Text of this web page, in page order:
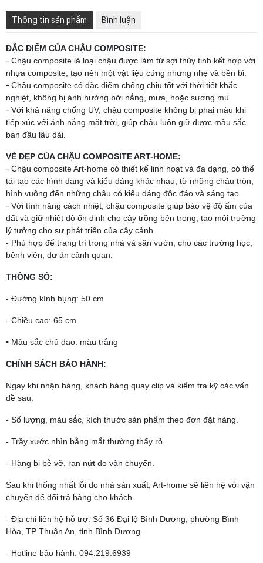
Thông tin sản phẩm Bình luận
ĐẶC ĐIỂM CỦA CHẬU COMPOSITE:
- Chậu composite là loại chậu được làm từ sợi thủy tinh kết hợp với
nhựa composite, tạo nên một vật liệu cứng nhưng nhẹ và bền bỉ.
- Chậu composite có đặc điểm chống chịu tốt với thời tiết khắc
nghiệt, không bị ảnh hưởng bởi nắng, mưa, hoặc sương mù.
- Với khả năng chống UV, chậu composite không bị phai màu khi
tiếp xúc với ánh nắng mặt trời, giúp chậu luôn giữ được màu sắc
ban đầu lâu dài.
VẺ ĐẸP CỦA CHẬU COMPOSITE ART-HOME:
- Chậu composite Art-home có thiết kế linh hoạt và đa dạng, có thể
tái tạo các hình dạng và kiểu dáng khác nhau, từ những chậu tròn,
hình vuông đến những chậu có kiểu dáng độc đáo và sáng tạo.
- Với tính năng cách nhiệt, chậu composite giúp bảo vệ độ ẩm của
đất và giữ nhiệt độ ổn định cho cây trồng bên trong, tạo môi trường
lý tưởng cho sự phát triển của cây cảnh.
- Phù hợp để trang trí trong nhà và sân vườn, cho các trường học,
bệnh viện, dự án cảnh quan.
THÔNG SỐ:
- Đường kính bụng: 50 cm
- Chiều cao: 65 cm
• Màu sắc chủ đạo: màu trắng
CHÍNH SÁCH BẢO HÀNH:
Ngay khi nhận hàng, khách hàng quay clip và kiểm tra kỹ các vấn
đề sau:
- Số lượng, màu sắc, kích thước sản phẩm theo đơn đặt hàng.
- Trầy xước nhìn bằng mắt thường thấy rỏ.
- Hàng bị bễ vỡ, rạn nứt do vận chuyển.
Sau khi thống nhất lỗi do nhà sản xuất, Art-home sẽ liên hệ với vận
chuyển để đổi trả hàng cho khách.
- Địa chỉ liên hệ hỗ trợ: Số 36 Đại lộ Bình Dương, phường Bình
Hòa, TP Thuận An, tỉnh Bình Dương.
- Hotline bảo hành: 094.219.6939